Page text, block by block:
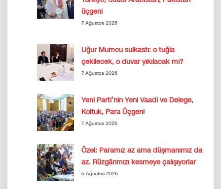
üçgeni
7 Ağustos 2026
Uğur Mumcu suikastı: o tuğla
çekilecek, o duvar yıkılacak mı?
7 Ağustos 2026
Yeni Parti’nin Yeni Vaadi ve Delege,
Koltuk, Para Üçgeni
7 Ağustos 2026
Özel: Paramız az ama düşmanımız da
az. Rüzgârımızı kesmeye çalışıyorlar
6 Ağustos 2026